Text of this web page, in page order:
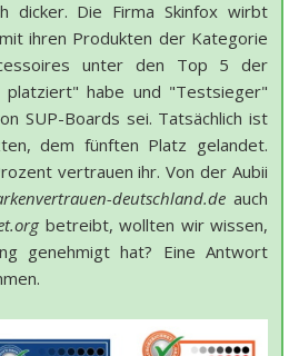
dicker. Die Firma Skinfox wirbt
ihren Produkten der Kategorie
unter den Top 5 der
habe und "Testsieger"
SUP-Boards sei. Tatsächlich ist
dem fünften Platz gelandet.
vertrauen ihr. Von der Aubii
deutschland.de auch
betreibt, wollten wir wissen,
genehmigt hat? Eine Antwort